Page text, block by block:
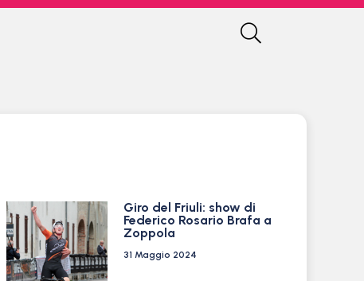
Giro del Friuli: show di
Federico Rosario Brafa a
Zoppola
31 Maggio 2024